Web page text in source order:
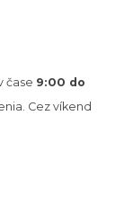
čase 9:00 do
Cez víkend